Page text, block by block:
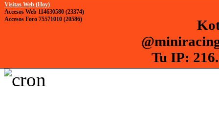
Visitas Web (Hoy)
Accesos Web 114630580 (23374)
Accesos Foro 75571010 (20586)
Tu IP: